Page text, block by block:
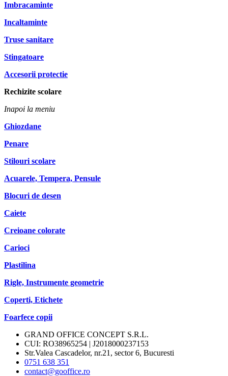
Imbracaminte
Incaltaminte
Truse sanitare
Stingatoare
Accesorii protectie
Rechizite scolare
Inapoi la meniu
Ghiozdane
Penare
Stilouri scolare
Acuarele, Tempera, Pensule
Blocuri de desen
Caiete
Creioane colorate
Carioci
Plastilina
Rigle, Instrumente geometrie
Coperti, Etichete
Foarfece copii
GRAND OFFICE CONCEPT S.R.L.
CUI: RO38965254 | J2018000237153
Str.Valea Cascadelor, nr.21, sector 6, Bucuresti
0751 638 351
contact@gooffice.ro